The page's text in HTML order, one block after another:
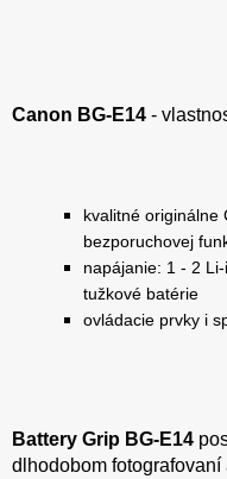
Canon BG-E14 -
kvalitné originálne
bezporuchovej
napájanie: 1 - 2
tužkové batérie
ovládacie prvky i
Battery Grip BG-E14
dlhodobom